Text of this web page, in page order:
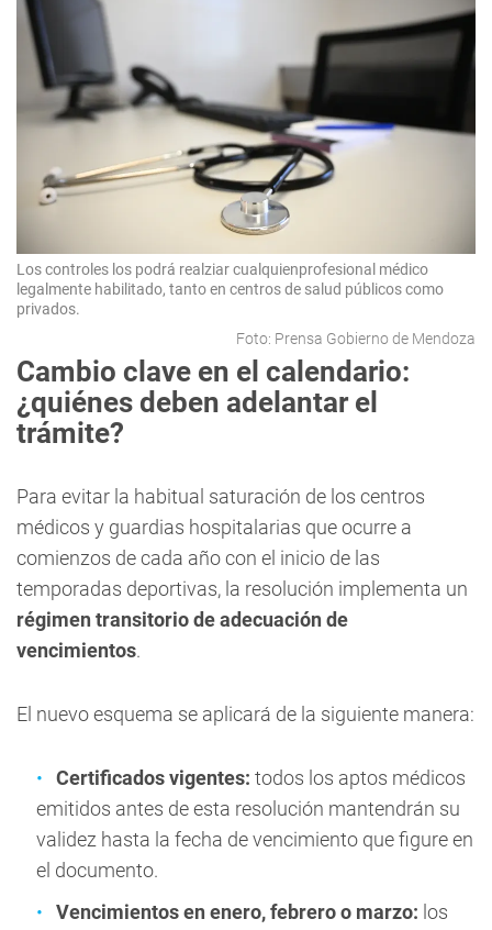
Los controles los podrá realziar cualquienprofesional médico
legalmente habilitado, tanto en centros de salud públicos como
privados.
Foto: Prensa Gobierno de Mendoza
Cambio clave en el calendario:
¿quiénes deben adelantar el
trámite?
Para evitar la habitual saturación de los centros
médicos y guardias hospitalarias que ocurre a
comienzos de cada año con el inicio de las
temporadas deportivas, la resolución implementa un
régimen transitorio de adecuación de
vencimientos.
El nuevo esquema se aplicará de la siguiente manera:
Certificados vigentes: todos los aptos médicos
emitidos antes de esta resolución mantendrán su
validez hasta la fecha de vencimiento que figure en
el documento.
Vencimientos en enero, febrero o marzo: los